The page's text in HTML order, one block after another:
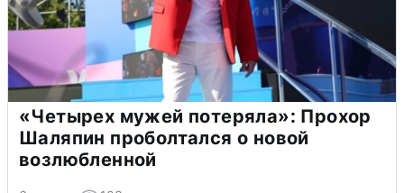
«Четырех мужей потеряла»: Прохор
Шаляпин проболтался о новой
возлюбленной